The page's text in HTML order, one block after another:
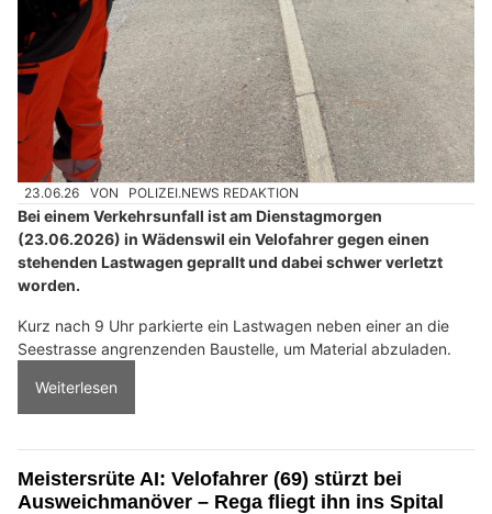
23.06.26 VON POLIZEI.NEWS REDAKTION
Bei einem Verkehrsunfall ist am Dienstagmorgen
(23.06.2026) in Wädenswil ein Velofahrer gegen einen
stehenden Lastwagen geprallt und dabei schwer verletzt
worden.
Kurz nach 9 Uhr parkierte ein Lastwagen neben einer an die
Seestrasse angrenzenden Baustelle, um Material abzuladen.
Weiterlesen
Meistersrüte AI: Velofahrer (69) stürzt bei
Ausweichmanöver – Rega fliegt ihn ins Spital